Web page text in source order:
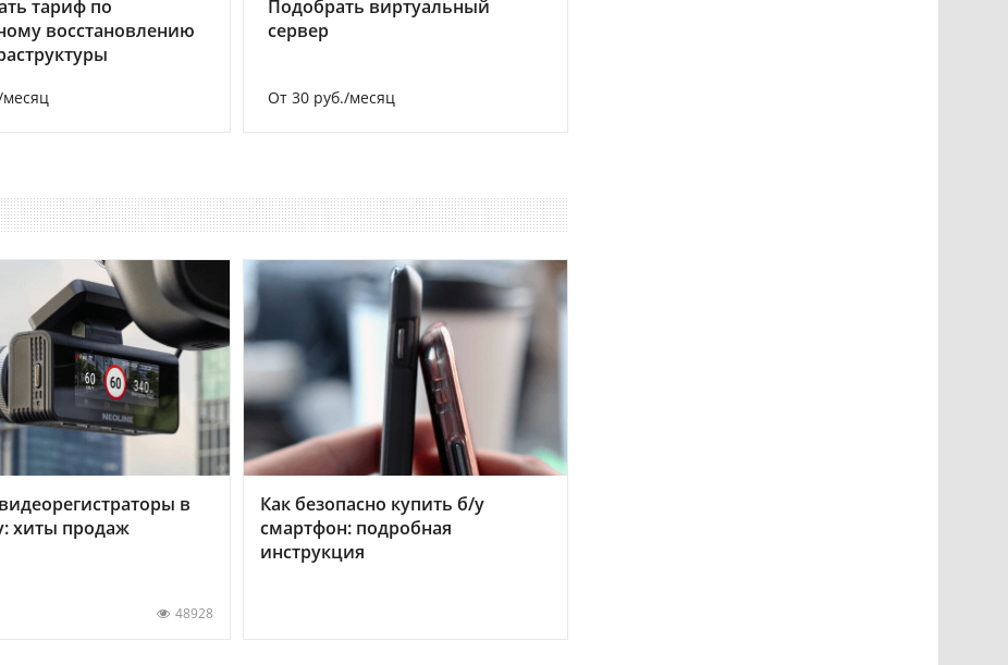
тариф по
восстановлению
Подобрать виртуальный
сервер
От 30 руб./месяц
в
хиты продаж
48928
Как безопасно купить б/у
смартфон: подробная
инструкция